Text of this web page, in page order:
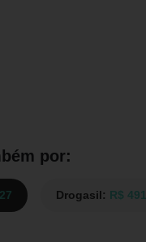
por:
Drogasil: R$